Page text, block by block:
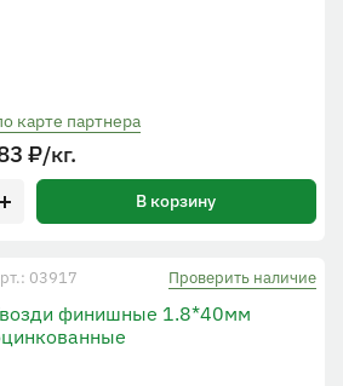
карте партнера
₽/кг.
В корзину
03917 Проверить наличие
финишные 1.8*40мм